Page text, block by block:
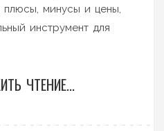
минусы и цены,
инструмент для
ЧТЕНИЕ...